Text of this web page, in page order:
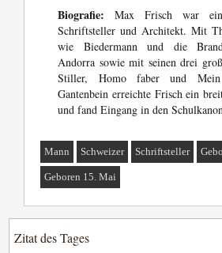
Biografie: Max Frisch war ein
Schriftsteller und Architekt. Mit
wie Biedermann und die
Andorra sowie mit seinen drei
Stiller, Homo faber und
Gantenbein erreichte Frisch ein
und fand Eingang in den
Mann Schweizer Schriftsteller
Geboren 15. Mai
Zitat des Tages